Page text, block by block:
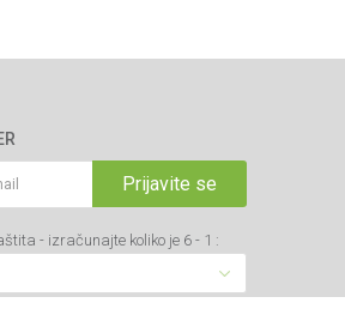
Prijavite se
- izračunajte koliko je 6 - 1 :